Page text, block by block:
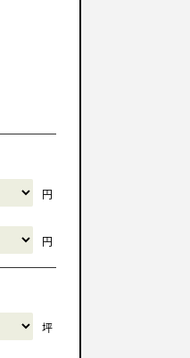
円
円
坪